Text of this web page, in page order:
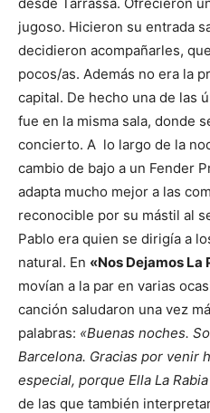
jugoso. Hicieron su entrada
decidieron acompañarles,
pocos/as. Además no era la
capital. De hecho una de las
fue en la misma sala, donde
concierto. A lo largo de la
cambio de bajo a un Fender
adapta mucho mejor a las
reconocible por su mástil al
Pablo era quien se dirigía a
natural. En «Nos Dejamos La
movían a la par en varias
canción saludaron una vez
palabras: «Buenas noches.
Barcelona. Gracias por venir
especial, porque Ella La
de las que también